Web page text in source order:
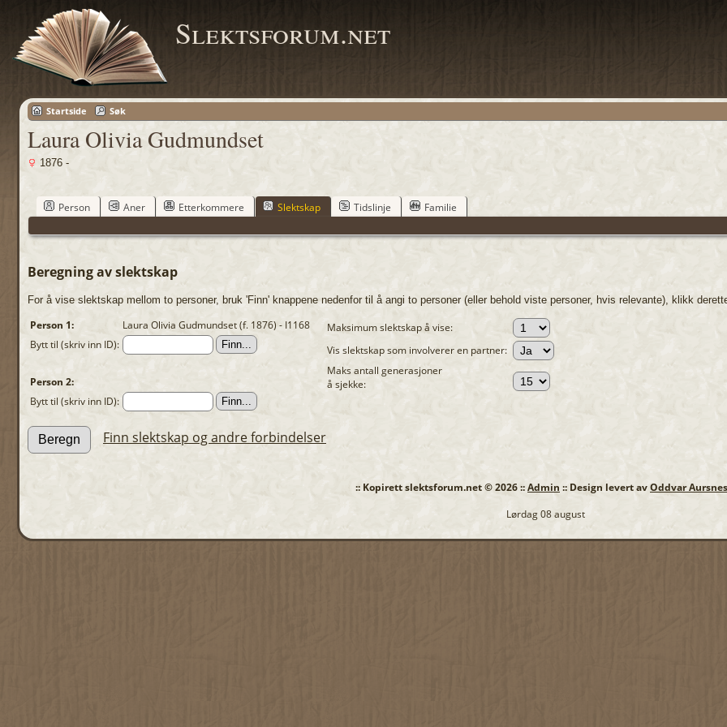
Slektsforum.net
Startside Søk
Laura Olivia Gudmundset
1876 -
Person Aner Etterkommere Slektskap Tidslinje Familie
Beregning av slektskap
For å vise slektskap mellom to personer, bruk 'Finn' knappene nedenfor til å angi to personer (eller behold viste personer, hvis relevante), klikk
Person 1:
Laura Olivia Gudmundset (f. 1876) - I1168
Bytt til (skriv inn ID):
Person 2:
Bytt til (skriv inn ID):
Maksimum slektskap å vise:
Vis slektskap som involverer en partner:
Maks antall generasjoner
å sjekke:
Finn slektskap og andre forbindelser
:: Kopirett slektsforum.net © 2026 ::Admin :: Design levert avOddvar Aursnes
Lørdag 08 august